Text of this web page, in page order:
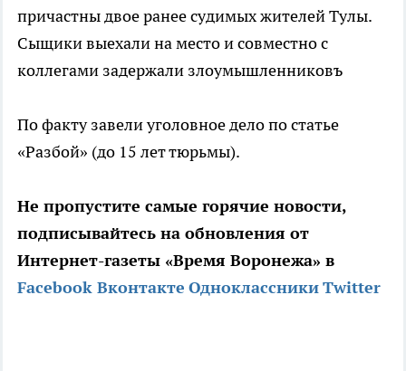
причастны двое ранее судимых жителей Тулы.
Сыщики выехали на место и совместно с
коллегами задержали злоумышленниковъ
По факту завели уголовное дело по статье
«Разбой» (до 15 лет тюрьмы).
Не пропустите самые горячие новости,
подписывайтесь на обновления от
Интернет-газеты «Время Воронежа» в
Facebook Вконтакте ОдноклассникиTwitter